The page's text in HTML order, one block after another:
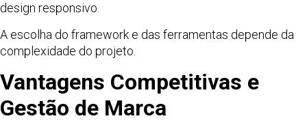
design responsivo.
A escolha do framework e das ferramentas depende da
complexidade do projeto.
Vantagens Competitivas e
Gestão de Marca